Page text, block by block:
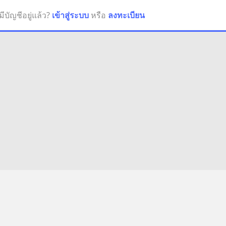
บัญชีอยู่แล้ว? เข้าสู่ระบบ หรือ ลงทะเบียน